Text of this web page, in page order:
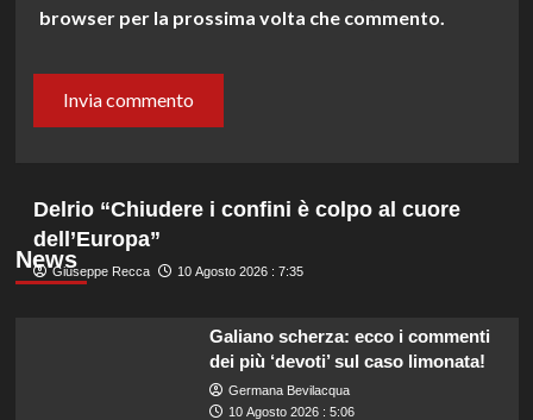
browser per la prossima volta che commento.
News
Delrio “Chiudere i confini è colpo al cuore
dell’Europa”
Giuseppe Recca 10 Agosto 2026 : 7:35
Galiano scherza: ecco i commenti
dei più ‘devoti’ sul caso limonata!
Germana Bevilacqua
10 Agosto 2026 : 5:06